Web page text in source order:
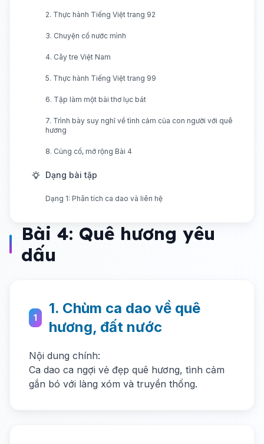
2. Thực hành Tiếng Việt trang 92
3. Chuyện cổ nước mình
4. Cây tre Việt Nam
5. Thực hành Tiếng Việt trang 99
6. Tập làm một bài thơ lục bát
7. Trình bày suy nghĩ về tình cảm của con người với quê
hương
8. Củng cố, mở rộng Bài 4
Dạng bài tập
Dạng 1: Phân tích ca dao và liên hệ
Bài 4: Quê hương yêu
dấu
1
1. Chùm ca dao về quê
hương, đất nước
Nội dung chính:
Ca dao ca ngợi vẻ đẹp quê hương, tình cảm
gắn bó với làng xóm và truyền thống.